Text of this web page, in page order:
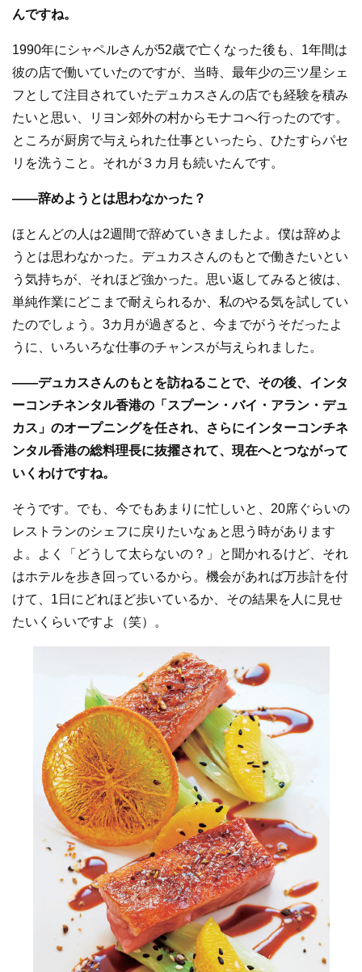
んですね。
1990年にシャペルさんが52歳で亡くなった後も、1年間は
彼の店で働いていたのですが、当時、最年少の三ツ星シェ
フとして注目されていたデュカスさんの店でも経験を積み
たいと思い、リヨン郊外の村からモナコへ行ったのです。
ところが厨房で与えられた仕事といったら、ひたすらパセ
リを洗うこと。それが３カ月も続いたんです。
――辞めようとは思わなかった？
ほとんどの人は2週間で辞めていきましたよ。僕は辞めよ
うとは思わなかった。デュカスさんのもとで働きたいとい
う気持ちが、それほど強かった。思い返してみると彼は、
単純作業にどこまで耐えられるか、私のやる気を試してい
たのでしょう。3カ月が過ぎると、今までがうそだったよ
うに、いろいろな仕事のチャンスが与えられました。
――デュカスさんのもとを訪ねることで、その後、インタ
ーコンチネンタル香港の「スプーン・バイ・アラン・デュ
カス」のオープニングを任され、さらにインターコンチネ
ンタル香港の総料理長に抜擢されて、現在へとつながって
いくわけですね。
そうです。でも、今でもあまりに忙しいと、20席ぐらいの
レストランのシェフに戻りたいなぁと思う時があります
よ。よく「どうして太らないの？」と聞かれるけど、それ
はホテルを歩き回っているから。機会があれば万歩計を付
けて、1日にどれほど歩いているか、その結果を人に見せ
たいくらいですよ（笑）。